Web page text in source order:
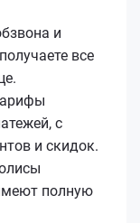
и
все
с
и скидок.
полную